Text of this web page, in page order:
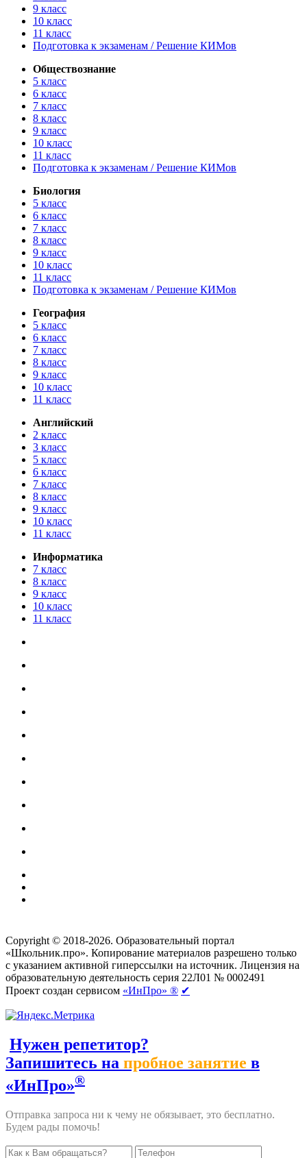
9 класс
10 класс
11 класс
Подготовка к экзаменам / Решение КИМов
Обществознание
5 класс
6 класс
7 класс
8 класс
9 класс
10 класс
11 класс
Подготовка к экзаменам / Решение КИМов
Биология
5 класс
6 класс
7 класс
8 класс
9 класс
10 класс
11 класс
Подготовка к экзаменам / Решение КИМов
География
5 класс
6 класс
7 класс
8 класс
9 класс
10 класс
11 класс
Английский
2 класс
3 класс
5 класс
6 класс
7 класс
8 класс
9 класс
10 класс
11 класс
Информатика
7 класс
8 класс
9 класс
10 класс
11 класс
Copyright © 2018-2026. Образовательный портал
«Школьник.про». Копирование материалов разрешено только
с указанием активной гиперссылки на источник. Лицензия на
образовательную деятельность серия 22Л01 № 0002491
Проект создан сервисом «ИнПро» ® ✔
Нужен репетитор?
Запишитесь на пробное занятие в
«ИнПро»®
Отправка запроса ни к чему не обязывает, это бесплатно.
Будем рады помочь!